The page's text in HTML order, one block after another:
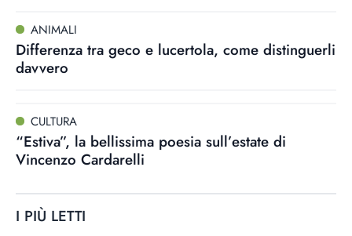
ANIMALI
Differenza tra geco e lucertola, come distinguerli
davvero
CULTURA
“Estiva”, la bellissima poesia sull’estate di
Vincenzo Cardarelli
I PIÙ LETTI